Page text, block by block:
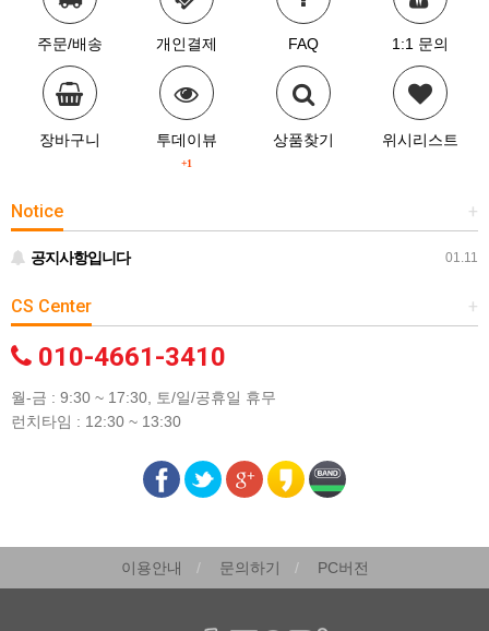
주문/배송 개인결제 FAQ 1:1 문의
장바구니 투데이뷰
+1
상품찾기 위시리스트
+
Notice
01.11
공지사항입니다
+
CS Center
010-4661-3410
월-금 : 9:30 ~ 17:30, 토/일/공휴일 휴무
런치타임 : 12:30 ~ 13:30
이용안내 문의하기 PC버전